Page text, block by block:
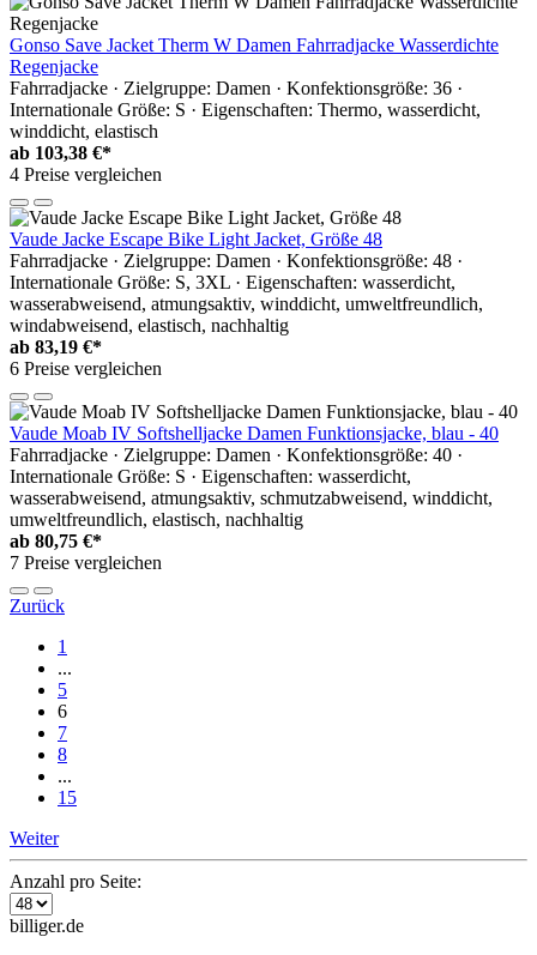
Gonso Save Jacket Therm W Damen Fahrradjacke Wasserdichte
Regenjacke
Fahrradjacke · Zielgruppe: Damen · Konfektionsgröße: 36 ·
Internationale Größe: S · Eigenschaften: Thermo, wasserdicht,
winddicht, elastisch
ab 103,38 €*
4 Preise vergleichen
Vaude Jacke Escape Bike Light Jacket, Größe 48
Fahrradjacke · Zielgruppe: Damen · Konfektionsgröße: 48 ·
Internationale Größe: S, 3XL · Eigenschaften: wasserdicht,
wasserabweisend, atmungsaktiv, winddicht, umweltfreundlich,
windabweisend, elastisch, nachhaltig
ab 83,19 €*
6 Preise vergleichen
Vaude Moab IV Softshelljacke Damen Funktionsjacke, blau - 40
Fahrradjacke · Zielgruppe: Damen · Konfektionsgröße: 40 ·
Internationale Größe: S · Eigenschaften: wasserdicht,
wasserabweisend, atmungsaktiv, schmutzabweisend, winddicht,
umweltfreundlich, elastisch, nachhaltig
ab 80,75 €*
7 Preise vergleichen
Zurück
1
...
5
6
7
8
...
15
Weiter
Anzahl pro Seite:
billiger.de